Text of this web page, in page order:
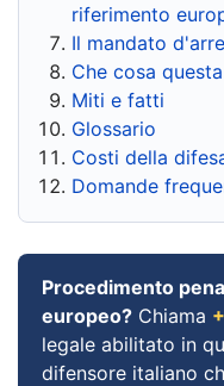
riferimento
Il mandato
Che cosa
Miti e fatti
Glossario
Costi della
Domande
Procedimento
europeo? Chiama
legale abilitato in
difensore italiano